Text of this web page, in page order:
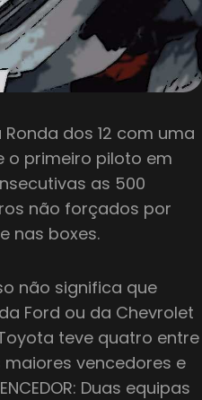
dos 12 com uma
o primeiro piloto em
as 500
não forçados por
nas boxes.
não significa que
Ford ou da Chevrolet
teve quatro entre
vencedores e
Duas equipas